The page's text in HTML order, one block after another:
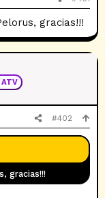
gracias!!!
#402
gracias!!!